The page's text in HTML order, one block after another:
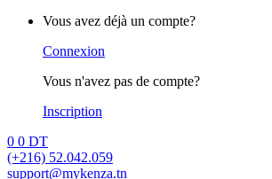
Vous avez déjà un compte?
Connexion
Vous n'avez pas de compte?
Inscription
0 0 DT
(+216) 52.042.059
support@mykenza.tn